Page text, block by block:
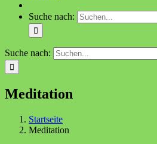
Suche nach:
Suche nach:
Meditation
Startseite
Meditation